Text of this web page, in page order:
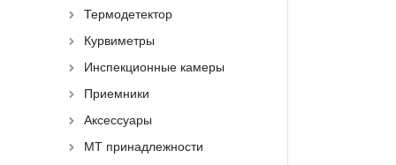
Термодетектор
Курвиметры
Инспекционные камеры
Приемники
Аксессуары
МТ принадлежности